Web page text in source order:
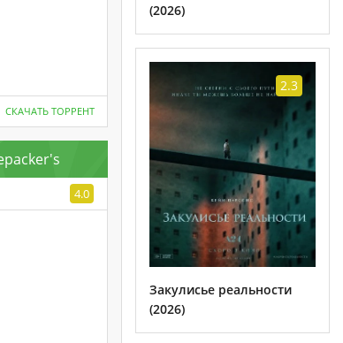
СКАЧАТЬ ТОРРЕНТ
4.0
(2026)
2.3
Закулисье реальности
(2026)